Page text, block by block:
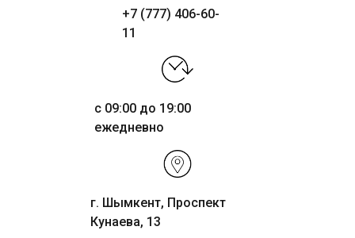
+7 (777) 406-60-
11
с 09:00 до 19:00
ежедневно
г. Шымкент, Проспект
Кунаева, 13